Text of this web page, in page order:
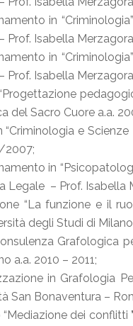
in
Prof. Isabella
in
Prof. Isabella
del Sacro Cuore a.a.
“Criminologia e
2007;
in
Legale – Prof. Isabella
“La funzione e il
degli Studi di
Grafologica
a.a. 2010 – 2011;
in Grafologia
San Bonaventura –
dei conflitti